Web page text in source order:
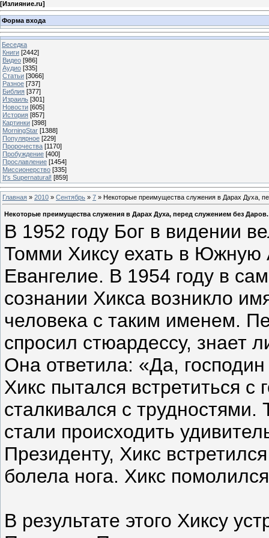
[Излияние.ru]
Форма входа
Беседка
Книги [2442]
Видео [986]
Аудио [335]
Статьи [3066]
Разное [737]
Библия [377]
Израиль [301]
Новости [605]
История [857]
Картинки [398]
MorningStar [1388]
Популярное [229]
Пророчества [1170]
Пробуждение [400]
Прославление [1454]
Миссионерство [335]
It's Supernatural! [859]
Главная » 2010 » Сентябрь » 7 » Некоторые преимущества служения в Дарах Духа,
Некоторые преимущества служения в Дарах Духа, перед служением без Даров.
В 1952 году Бог в видении
Томми Хиксу ехать в Южную
Евангелие. В 1954 году в
сознании Хикса возникло
человека с таким именем.
спросил стюардессу, знает
Она ответила: «Да,
Хикс пытался встретиться
сталкивался с трудностями.
стали происходить
Президенту, Хикс
болела нога. Хикс
В результате этого Хиксу